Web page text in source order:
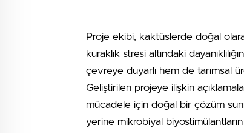
Proje ekibi, kaktüslerde doğal
kuraklık stresi altındaki
çevreye duyarlı hem de tarımsal
Geliştirilen projeye ilişkin
mücadele için doğal bir çözüm
yerine mikrobiyal